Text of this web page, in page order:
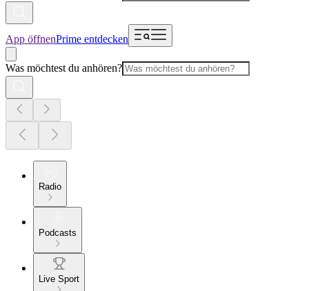
App öffnenPrime entdecken
Was möchtest du anhören?
Radio
Podcasts
Live Sport